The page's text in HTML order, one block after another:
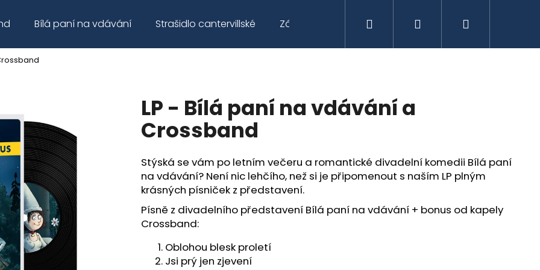
Bílá paní na vdávání Strašidlo cantervillské Zámecký hotel Přihlášení
LP - Bílá paní na vdávání a
Crossband
Stýská se vám po letním večeru a romantické divadelní komedii Bílá paní
na vdávání? Není nic lehčího, než si je připomenout s naším LP plným
krásných písniček z představení.
Písně z divadelního představení Bílá paní na vdávání + bonus od kapely
Crossband:
Oblohou blesk proletí
Jsi prý jen zjevení
Co potřebujete najít?
HLEDAT
Doporučujeme